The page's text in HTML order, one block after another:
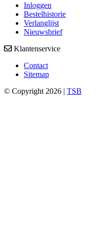
Inloggen
Bestelhistorie
Verlanglijst
Nieuwsbrief
Klantenservice
Contact
Sitemap
© Copyright 2026 | TSB